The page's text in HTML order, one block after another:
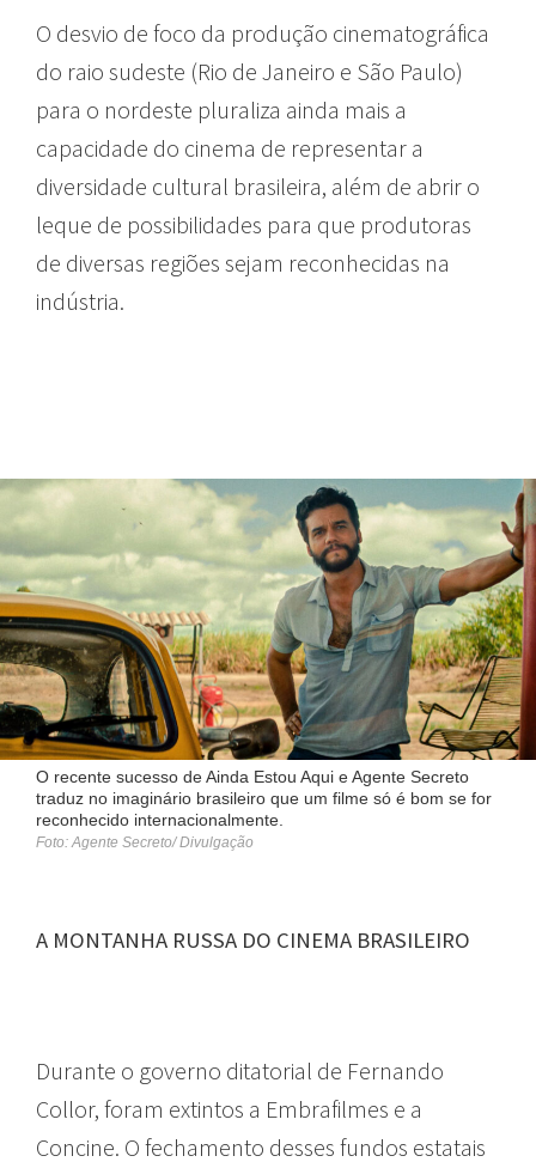
O desvio de foco da produção cinematográfica
do raio sudeste (Rio de Janeiro e São Paulo)
para o nordeste pluraliza ainda mais a
capacidade do cinema de representar a
diversidade cultural brasileira, além de abrir o
leque de possibilidades para que produtoras
de diversas regiões sejam reconhecidas na
indústria.
O recente sucesso de Ainda Estou Aqui e Agente Secreto
traduz no imaginário brasileiro que um filme só é bom se for
reconhecido internacionalmente.
Foto: Agente Secreto/ Divulgação
A MONTANHA RUSSA DO CINEMA BRASILEIRO
Durante o governo ditatorial de Fernando
Collor, foram extintos a Embrafilmes e a
Concine. O fechamento desses fundos estatais